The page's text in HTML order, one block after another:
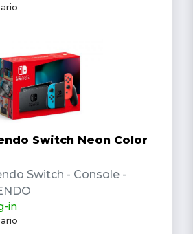
Switch Neon Color
Switch - Console -
in